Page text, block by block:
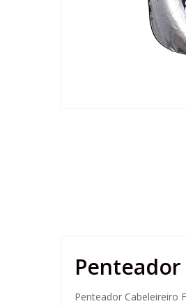
Penteador
Penteador Cabeleireiro